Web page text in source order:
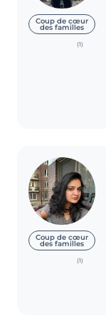
Coup de cœur
des familles
(1)
Coup de cœur
des familles
(1)